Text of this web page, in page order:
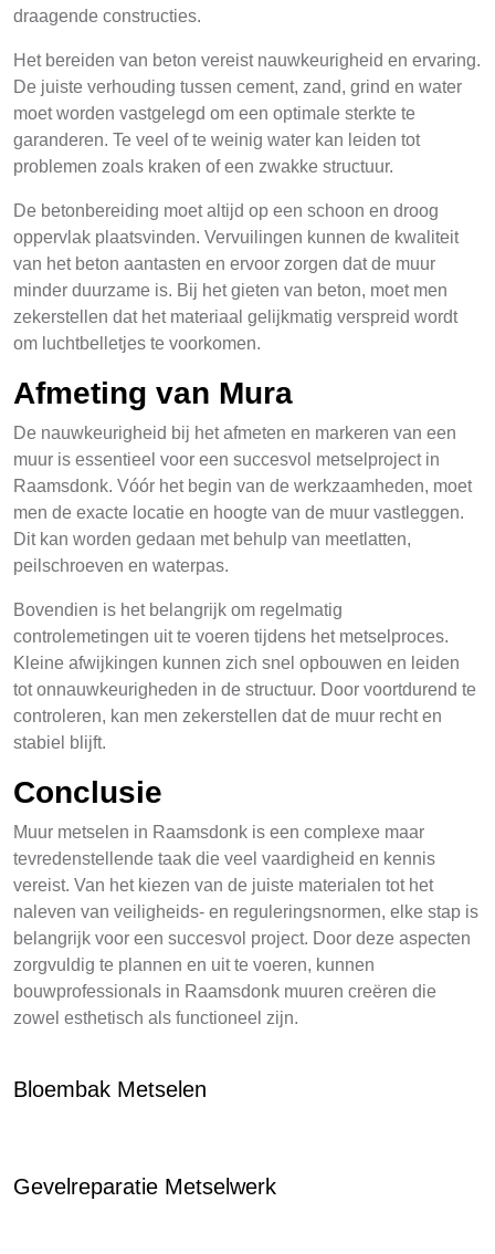
draagende constructies.
Het bereiden van beton vereist nauwkeurigheid en ervaring.
De juiste verhouding tussen cement, zand, grind en water
moet worden vastgelegd om een optimale sterkte te
garanderen. Te veel of te weinig water kan leiden tot
problemen zoals kraken of een zwakke structuur.
De betonbereiding moet altijd op een schoon en droog
oppervlak plaatsvinden. Vervuilingen kunnen de kwaliteit
van het beton aantasten en ervoor zorgen dat de muur
minder duurzame is. Bij het gieten van beton, moet men
zekerstellen dat het materiaal gelijkmatig verspreid wordt
om luchtbelletjes te voorkomen.
Afmeting van Mura
De nauwkeurigheid bij het afmeten en markeren van een
muur is essentieel voor een succesvol metselproject in
Raamsdonk. Vóór het begin van de werkzaamheden, moet
men de exacte locatie en hoogte van de muur vastleggen.
Dit kan worden gedaan met behulp van meetlatten,
peilschroeven en waterpas.
Bovendien is het belangrijk om regelmatig
controlemetingen uit te voeren tijdens het metselproces.
Kleine afwijkingen kunnen zich snel opbouwen en leiden
tot onnauwkeurigheden in de structuur. Door voortdurend te
controleren, kan men zekerstellen dat de muur recht en
stabiel blijft.
Conclusie
Muur metselen in Raamsdonk is een complexe maar
tevredenstellende taak die veel vaardigheid en kennis
vereist. Van het kiezen van de juiste materialen tot het
naleven van veiligheids- en reguleringsnormen, elke stap is
belangrijk voor een succesvol project. Door deze aspecten
zorgvuldig te plannen en uit te voeren, kunnen
bouwprofessionals in Raamsdonk muuren creëren die
zowel esthetisch als functioneel zijn.
Bloembak Metselen
Gevelreparatie Metselwerk